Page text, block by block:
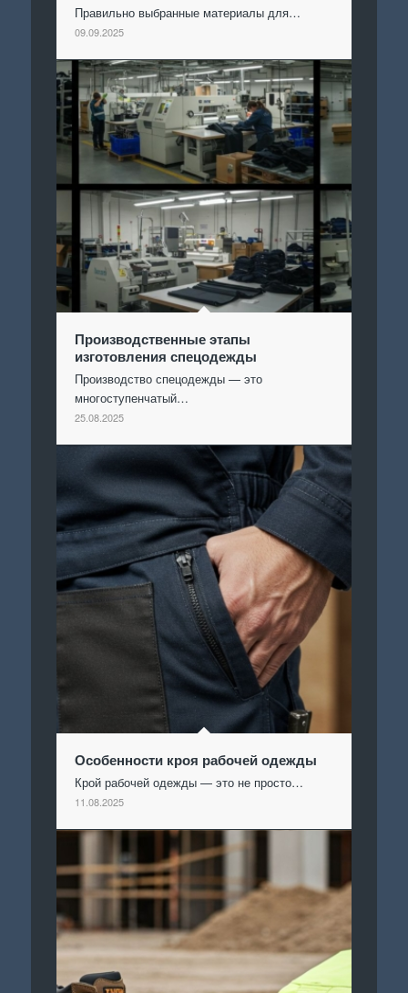
Правильно выбранные материалы для…
09.09.2025
Производственные этапы
изготовления спецодежды
Производство спецодежды — это
многоступенчатый…
25.08.2025
Особенности кроя рабочей одежды
Крой рабочей одежды — это не просто…
11.08.2025